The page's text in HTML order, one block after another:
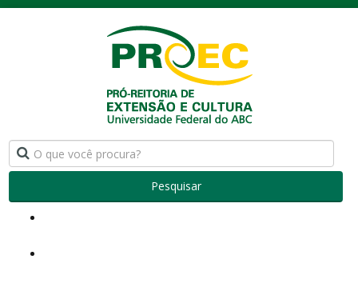
Pesquisar